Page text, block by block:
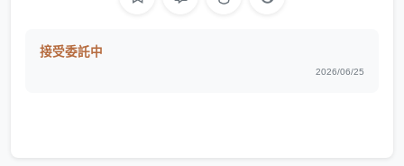
接受委託中
2026/06/25